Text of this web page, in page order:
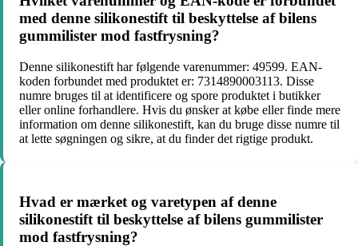
med denne silikonestift til beskyttelse af bilens
gummilister mod fastfrysning?
Denne silikonestift har følgende varenummer: 49599. EAN-
koden forbundet med produktet er: 7314890003113. Disse
numre bruges til at identificere og spore produktet i butikker
eller online forhandlere. Hvis du ønsker at købe eller finde mere
information om denne silikonestift, kan du bruge disse numre til
at lette søgningen og sikre, at du finder det rigtige produkt.
Hvad er mærket og varetypen af denne
silikonestift til beskyttelse af bilens gummilister
mod fastfrysning?